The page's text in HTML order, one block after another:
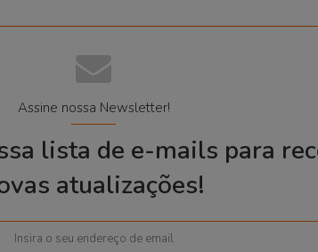
Assine nossa Newsletter!
lista de e-mails para
atualizações!